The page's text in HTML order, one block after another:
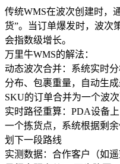
传统WMS在波次创建时，
货”。当订单爆发时，波次
会指数级增长。
万里牛WMS的解法：
动态波次合并：系统实时
分布、包裹重量，自动生
SKU的订单合并为一个波次
实时路径重算：PDA设备
一个拣货点，系统根据剩
划下一段路线
实测数据：合作客户（如